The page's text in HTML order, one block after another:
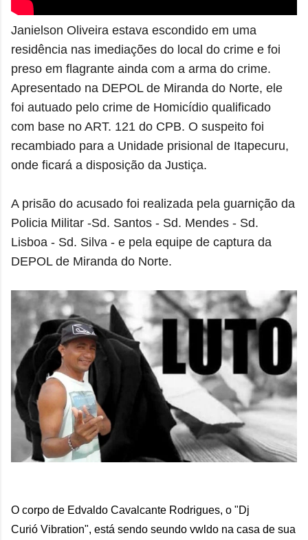
Janielson Oliveira estava escondido em uma
residência nas imediações do local do crime e foi
preso em flagrante ainda com a arma do crime.
Apresentado na DEPOL de Miranda do Norte, ele
foi autuado pelo crime de Homicídio qualificado
com base no ART. 121 do CPB. O suspeito foi
recambiado para a Unidade prisional de Itapecuru,
onde ficará a disposição da Justiça.
A prisão do acusado foi realizada pela guarnição da
Policia Militar -Sd. Santos - Sd. Mendes - Sd.
Lisboa - Sd. Silva - e pela equipe de captura da
DEPOL de Miranda do Norte.
O corpo de Edvaldo Cavalcante Rodrigues, o "Dj
Curió Vibration", está sendo seundo vwldo na casa de sua